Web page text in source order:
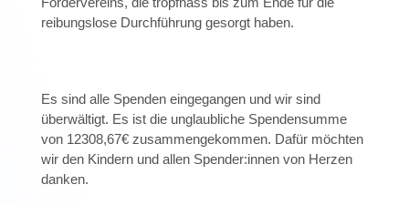
reibungslose Durchführung gesorgt haben.
Es sind alle Spenden eingegangen und wir sind
überwältigt. Es ist die unglaubliche Spendensumme
von 12308,67€ zusammengekommen. Dafür möchten
wir den Kindern und allen Spender:innen von Herzen
danken.